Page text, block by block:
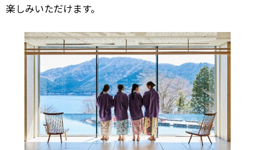
楽しみいただけます。